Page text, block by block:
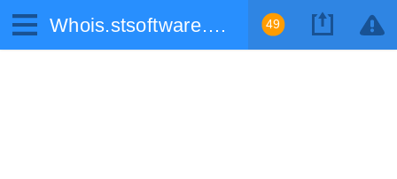
Whois.stsoftware.biz 49